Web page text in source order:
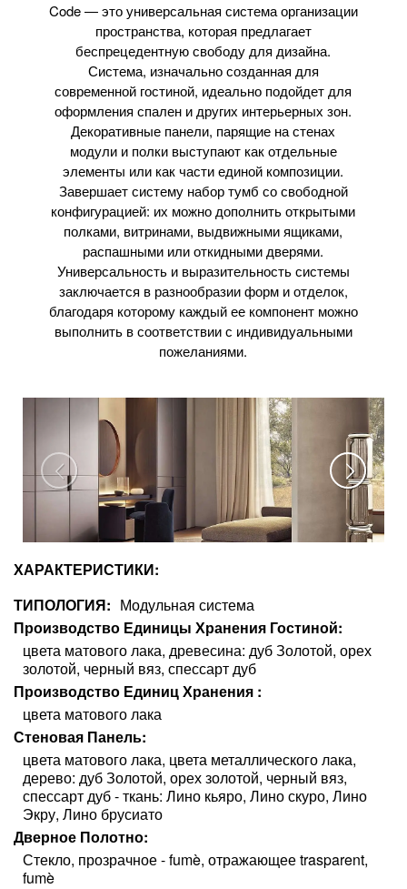
Code — это универсальная система организации
пространства, которая предлагает
беспрецедентную свободу для дизайна.
Система, изначально созданная для
современной гостиной, идеально подойдет для
оформления спален и других интерьерных зон.
Декоративные панели, парящие на стенах
модули и полки выступают как отдельные
элементы или как части единой композиции.
Завершает систему набор тумб со свободной
конфигурацией: их можно дополнить открытыми
полками, витринами, выдвижными ящиками,
распашными или откидными дверями.
Универсальность и выразительность системы
заключается в разнообразии форм и отделок,
благодаря которому каждый ее компонент можно
выполнить в соответствии с индивидуальными
пожеланиями.
ХАРАКТЕРИСТИКИ:
ТИПОЛОГИЯ
Модульная система
Производство Единицы Хранения Гостиной
цвета матового лака, древесина: дуб Золотой, орех
золотой, черный вяз, спессарт дуб
Производство Единиц Хранения
цвета матового лака
Стеновая Панель
цвета матового лака, цвета металлического лака,
дерево: дуб Золотой, орех золотой, черный вяз,
спессарт дуб - ткань: Лино кьяро, Лино скуро, Лино
Экру, Лино брусиато
Дверное Полотно
Стекло, прозрачное - fumè, отражающее trasparent,
fumè